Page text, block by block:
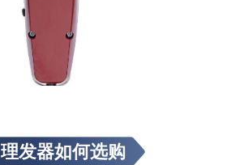
理发器如何选购